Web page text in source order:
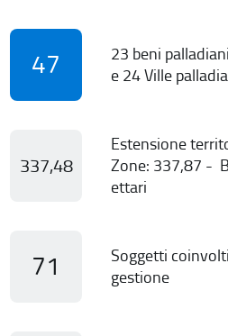
47
23 beni
e 24 Ville
337,48
Estensione
Zone: 337,87 -
ettari
71
Soggetti
gestione